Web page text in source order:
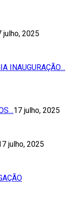
julho, 2025
INAUGURAÇÃO…
17 julho, 2025
julho, 2025